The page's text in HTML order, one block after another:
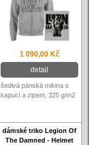
1 090,00 Kč
detail
šedivá pánská mikina s
kapucí a zipem, 325 g/m2
dámské triko Legion Of
The Damned - Helmet